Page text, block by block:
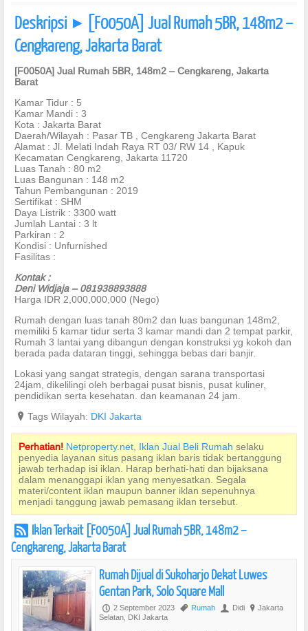
Deskripsi ] [F0050A] Jual Rumah 5BR, 148m2 –
Cengkareng, Jakarta Barat
[F0050A] Jual Rumah 5BR, 148m2 – Cengkareng, Jakarta
Barat
Kamar Tidur : 5
Kamar Mandi : 3
Kota : Jakarta Barat
Daerah/Wilayah : Pasar TB , Cengkareng Jakarta Barat
Alamat : Jl. Melati Indah Raya RT 03/ RW 14 , Kapuk
Kecamatan Cengkareng, Jakarta 11720
Luas Tanah : 80 m2
Luas Bangunan : 148 m2
Tahun Pembangunan : 2019
Sertifikat : SHM
Daya Listrik : 3300 watt
Jumlah Lantai : 3 lt
Parkiran : 2
Kondisi : Unfurnished
Fasilitas :
Kontak :
Deni Widjaja – 081938893888
Harga IDR 2,000,000,000 (Nego)
Rumah dengan luas tanah 80m2 dan luas bangunan 148m2,
memiliki 5 kamar tidur serta 3 kamar mandi dan 2 tempat parkir,
Rumah 3 lantai yang dibangun dengan konstruksi yg kokoh dan
berada pada dataran tinggi, sehingga bebas dari banjir.
Lokasi yang sangat strategis, dengan sarana transportasi
24jam, dikelilingi oleh berbagai pusat bisnis, pusat kuliner,
pendidikan serta kesehatan. dan keamanan 24 jam.
? Tags Wilayah: DKI Jakarta
Perhatian! Netproperty.net, Iklan Jual Beli Rumah selaku
penyedia layanan situs pasang iklan baris tidak bertanggung
jawab terhadap isi iklan. Harap berhati-hati dan bijaksana
dalam menanggapi iklan yang menyesatkan. Segala
materi/content iklan maupun banner iklan sepenuhnya
menjadi tanggung jawab pemasang iklan tersebut.
r Iklan Terkait [F0050A] Jual Rumah 5BR, 148m2 –
Cengkareng, Jakarta Barat
Rumah Dijual di Sukoharjo Dekat Luwes
Gentan Park, Solo Square Mall
P 2 September 2023 , Rumah U Didi ? Jakarta
Selatan, DKI Jakarta